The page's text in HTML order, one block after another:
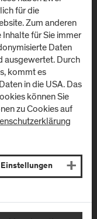
Kreative Ideen,
Handeln und
für die
Zum anderen
für Sie immer
Daten
ausgewertet. Durch
kommt es
in die USA. Das
können Sie
zu Cookies auf
Einstellungen